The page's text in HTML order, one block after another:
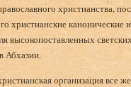
христианства,
христианские канонические
высокопоставленных
Абхазии.
организация все